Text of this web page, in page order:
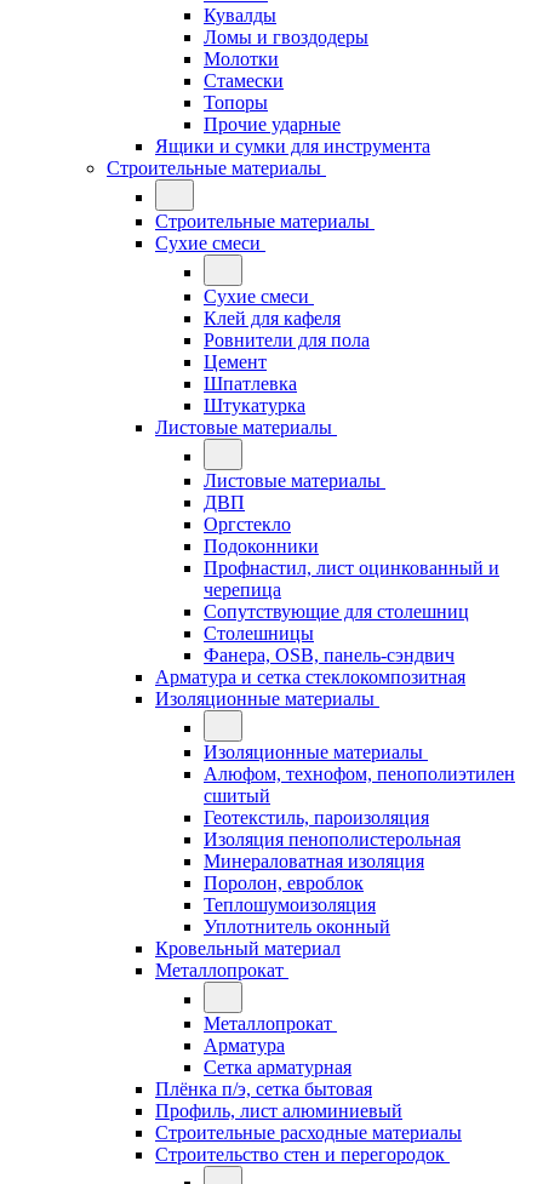
Кувалды
Ломы и гвоздодеры
Молотки
Стамески
Топоры
Прочие ударные
Ящики и сумки для инструмента
Строительные материалы
Строительные материалы
Сухие смеси
Сухие смеси
Клей для кафеля
Ровнители для пола
Цемент
Шпатлевка
Штукатурка
Листовые материалы
Листовые материалы
ДВП
Оргстекло
Подоконники
Профнастил, лист оцинкованный и
черепица
Сопутствующие для столешниц
Столешницы
Фанера, OSB, панель-сэндвич
Арматура и сетка стеклокомпозитная
Изоляционные материалы
Изоляционные материалы
Алюфом, технофом, пенополиэтилен
сшитый
Геотекстиль, пароизоляция
Изоляция пенополистерольная
Минераловатная изоляция
Поролон, евроблок
Теплошумоизоляция
Уплотнитель оконный
Кровельный материал
Металлопрокат
Металлопрокат
Арматура
Сетка арматурная
Плёнка п/э, сетка бытовая
Профиль, лист алюминиевый
Строительные расходные материалы
Строительство стен и перегородок